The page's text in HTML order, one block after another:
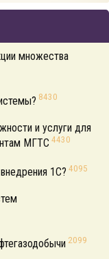
множества
8430
и услуги для
МГТС 4430
1С? 4095
2099